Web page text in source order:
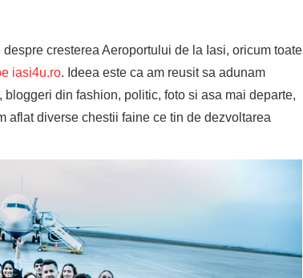
cresterea Aeroportului de la Iasi, oricum toate
iasi4u.ro. Ideea este ca am reusit sa adunam
bloggeri din fashion, politic, foto si asa mai departe,
aflat diverse chestii faine ce tin de dezvoltarea